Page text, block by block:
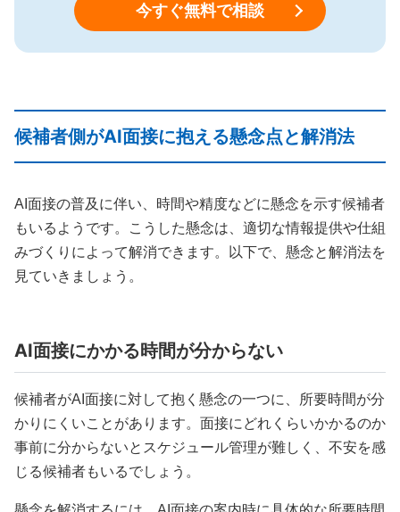
今すぐ無料で相談
候補者側がAI面接に抱える懸念点と解消法
AI面接の普及に伴い、時間や精度などに懸念を示す候補者
もいるようです。こうした懸念は、適切な情報提供や仕組
みづくりによって解消できます。以下で、懸念と解消法を
見ていきましょう。
AI面接にかかる時間が分からない
候補者がAI面接に対して抱く懸念の一つに、所要時間が分
かりにくいことがあります。面接にどれくらいかかるのか
事前に分からないとスケジュール管理が難しく、不安を感
じる候補者もいるでしょう。